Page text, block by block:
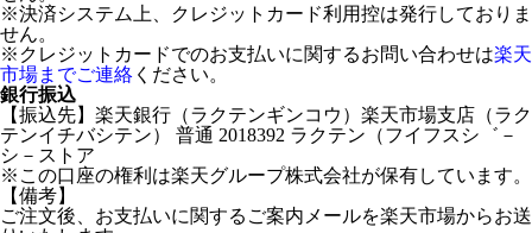
※決済システム上、クレジットカード利用控は発行しておりま
せん。
※クレジットカードでのお支払いに関するお問い合わせは楽天
市場までご連絡 ください。
銀行振込
【振込先】楽天銀行（ラクテンギンコウ）楽天市場支店（ラク
テンイチバシテン） 普通 2018392 ラクテン（フイフスシ゛－
シ－ストア
※この口座の権利は楽天グループ株式会社が保有しています。
【備考】
ご注文後、お支払いに関するご案内メールを楽天市場からお送